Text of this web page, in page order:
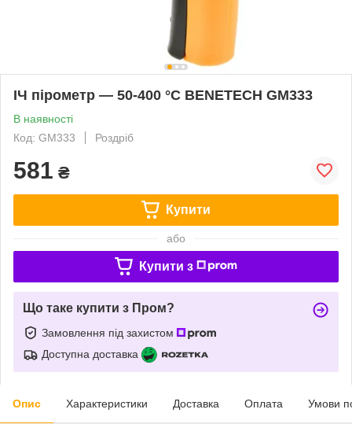
ІЧ пірометр — 50-400 °C BENETECH GM333
В наявності
Код: GM333
Роздріб
581 ₴
Купити
або
Купити з
Що таке купити з Пром?
Замовлення під захистом
Доступна доставка
Опис Характеристики Доставка Оплата Умови